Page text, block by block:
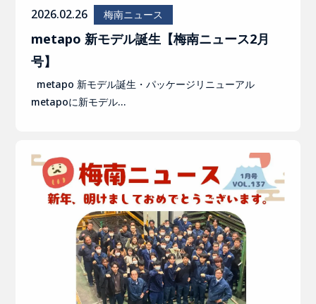
2026.02.26 梅南ニュース
metapo 新モデル誕生【梅南ニュース2月
号】
metapo 新モデル誕生・パッケージリニューアル
metapoに新モデル…